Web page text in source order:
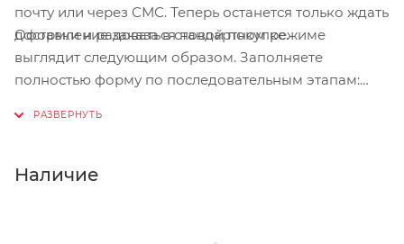
почту или через СМС. Теперь останется только ждать
доставки и радоваться новой покупке.
Оформление заказа в стандартном режиме
выглядит следующим образом. Заполняете
полностью форму по последовательным этапам:
Нажмите кнопку «Оформить заказ».
Наличие